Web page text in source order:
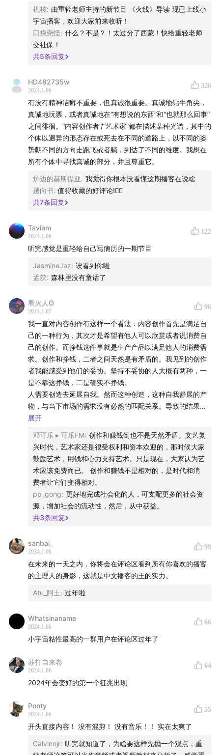
不在场由重轻主理。介绍和常见问题，请访问
buzaichang.xyz。
节目中使用的音乐：
Feel Good inc. - Jack Conte翻唱Gorillaz
Pas encore - Jack Conte & Nataly Dawn
Bust your kneecaps (johnny don’t leave me) -
Single Ladies - Pomplamoose
Jamiroquai Bee Gees Mashup - Pomplamoose
Harder, better, faster, stronger 翻唱 - Pomplamoose
Overtime - Knower
I Still Haven’t Found What I am Looking For - KT
Tunstall + Pomplamoose
Show Notes：
Jack Conte
Wurlitzer
Sam Yam
Videosong
Dogme95
Jack Conte翻弹的Super Mario Bros Theme揭秘
Jack Conte的Fruit Explosion视频
Emily Hopkins
Imposter syndrome
Pomplamoose的Youtube
Pomplamoose 2014 Tour Profits文章
机核: 由重轻老师主持的新节目 《火线》导读 现已上线小
宇宙播客，欢迎大家前来收听！
口袋尧怪: 什么？不是？！太过分了西蒙！快给重轻老师
交社保！
共5条回复
HD482735w
2024.1.06
326
有没有精神洁癖不重要，但真诚很重要。真诚地钻牛角尖，
真诚地玩票，或者真诚地在“有想说的东西”和“也就那么回事”
之间徘徊。“内容创作者”/“艺术家”都在描述某种光谱，其中的
个体以迥异的形态存在或死去在不同的道路上，以不同的姿
势朝不同的方向走跑飞或者躺，到达了不同的维度。我想在
所有个体中寻找真诚的部分，并且尊重它。
炉边的赫斯提亚: 我觉得你根本没看懂这期播客在说啥
越向书: 值得收藏的好评论!👍🏻
共7条回复
Taviam
2024.1.06
122
听完感觉是重轻给自己写病历的一期节目
JasmineJaz: 诶看到你啦
孟获: 森林里没有童话了
看火人O
2024.1.07
96
我一直对内容创作有这样一个看法：内容创作首先是满足自
己的一种行为，其次才是希望有他人可以欣赏或者说消费自
己的创作。而挣钱这件事就是生产产品以满足他人的消费需
求。创作和挣钱，二者之间天然是有矛盾的。我见到的创作
者我能感受到他们的妥协。坚持不妥协的人大概有两种，一
是不靠这挣钱，二是确实不挣钱。
人需要创造去延展自我。然而这种创造，这种自我舒展的产
物，与当下市场的需求没有必然的匹配关系。导致的结果就
是不被市场需要的创造物被打压，不被市场需要的创作者被
人作为这个社会的一个基本分子，在占有或者使用社会资源
的同时，也被要求去生产这个社会所需要的产品。这种需求
无关一个个体的创作本能，往往是某个比个体庞大得多的复
杂社会系统运转的需要。置身于其中的个体必须回应这种需
要，否则会被抛弃。
我认为这就是所谓的人的困境：人将永无止境地面对，个体
自我实现的渴求与社会规训之间，螺旋上升式的斗争和妥
协。
展开
邓可乐 ︎▸ 可乐FM: 创作和赚钱倒也不是天然矛盾。文艺复
兴时代，艺术家还是很受权利和资本欢迎的，那时候大家
鼓励艺术，用钱和心力支持艺术。只是现在，大家认为艺
术应该免费而已。 创作和赚钱不是相对的，是时代和消
费者让它们变得相对。
pp_gong: 更好地完成社会化的人，可支配更多的社会资
源，增加社会的流动性，然后，从中获益。
共3条回复
sanbai_
2024.1.06
99
在未来的一天之内，你将会在评论区看到所有你喜欢的播客
的主理人的身影，这就是中文播客的王的实力。
Atu_阿土: 过年啦
Whatsinaname
2024.1.06
66
小宇宙粘性最高的一群用户在评论区过年了
苏打自来卷
2024.1.06
64
2024年会变好的第一个征兆出现
Ponty
2024.1.06
55
开头直接内容！ 没有混剪！ 没有音乐！！ 实在太爽了
Calvinojr: 听完就知道了，为啥要这样先抛一个观点，重